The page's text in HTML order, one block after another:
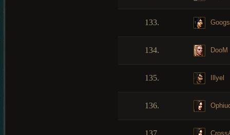
133.
134. DooM
135. Illyel
136.
137.